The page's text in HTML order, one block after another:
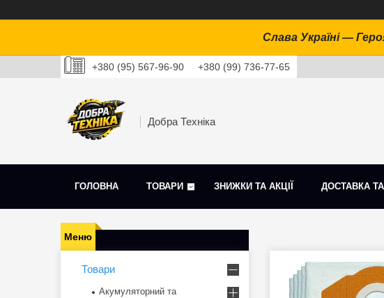
Слава Україні —
+380 (95) 567-96-90 +380 (99) 736-77-65
Добра Техніка
ГОЛОВНА ТОВАРИ ЗНИЖКИ ТА АКЦІЇ ДОСТАВКА
Товари
Акумуляторний та